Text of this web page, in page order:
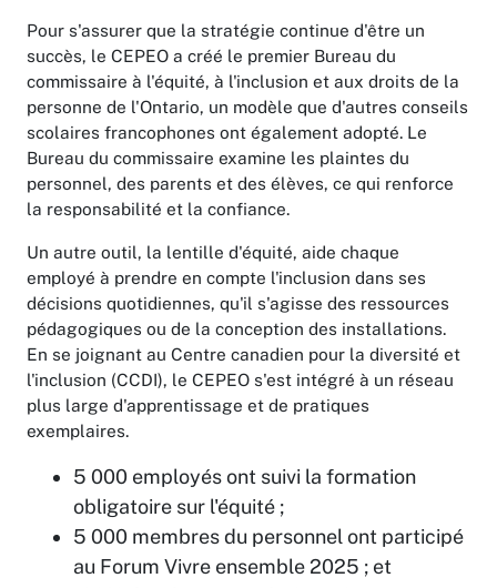
Pour s'assurer que la stratégie continue d'être un
succès, le CEPEO a créé le premier Bureau du
commissaire à l'équité, à l'inclusion et aux droits de la
personne de l'Ontario, un modèle que d'autres conseils
scolaires francophones ont également adopté. Le
Bureau du commissaire examine les plaintes du
personnel, des parents et des élèves, ce qui renforce
la responsabilité et la confiance.
Un autre outil, la lentille d'équité, aide chaque
employé à prendre en compte l'inclusion dans ses
décisions quotidiennes, qu'il s'agisse des ressources
pédagogiques ou de la conception des installations.
En se joignant au Centre canadien pour la diversité et
l'inclusion (CCDI), le CEPEO s'est intégré à un réseau
plus large d'apprentissage et de pratiques
exemplaires.
5 000 employés ont suivi la formation
obligatoire sur l'équité ;
5 000 membres du personnel ont participé
au Forum Vivre ensemble 2025 ; et